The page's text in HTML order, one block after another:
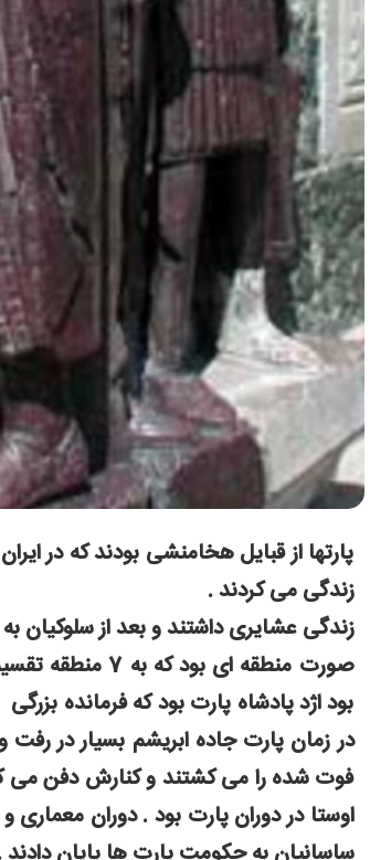
پارتها از قبایل هخامنشی بودند که در
زندگی می کردند .
صورت منطقه ای
بود اژد پادشاه پارت بود که فرمانده
در زمان پارت جاده ابریشم بسیار در
فوت شده را می کشتند و کنارش دفن می
اوستا در دوران پارت بود . دوران